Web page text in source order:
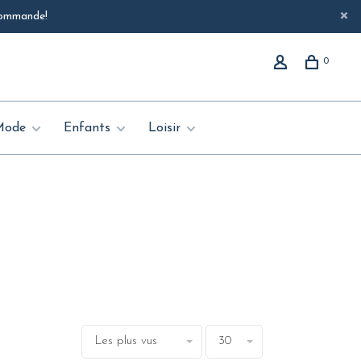
0
Enfants Loisir
Les plus vus 30